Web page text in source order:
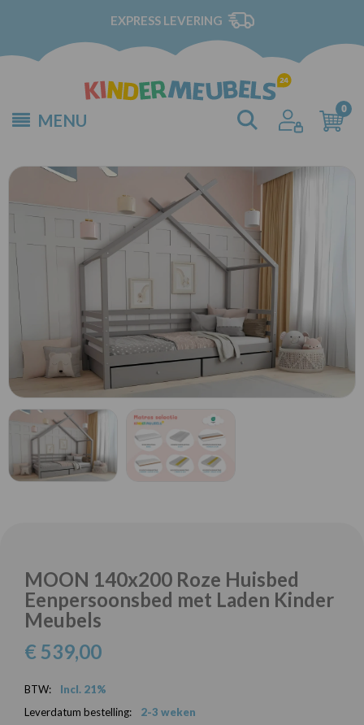
EXPRESS LEVERING
MENU
MOON 140x200 Roze Huisbed
Eenpersoonsbed met Laden Kinder
Meubels
€ 539,00
BTW:
Incl. 21%
Leverdatum bestelling:
2-3 weken